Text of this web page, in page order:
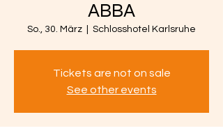
ABBA
So., 30. März Schlosshotel Karlsruhe
Tickets are not on sale
See other events